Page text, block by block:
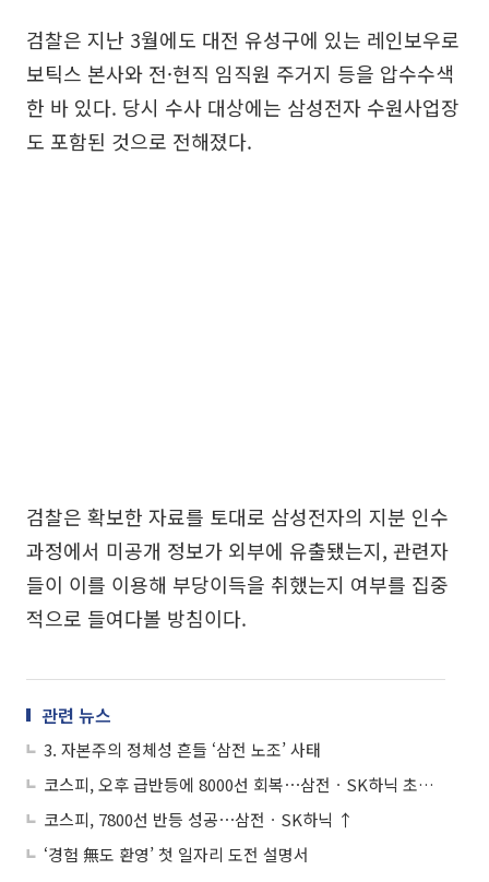
검찰은 지난 3월에도 대전 유성구에 있는 레인보우로
보틱스 본사와 전·현직 임직원 주거지 등을 압수수색
한 바 있다. 당시 수사 대상에는 삼성전자 수원사업장
도 포함된 것으로 전해졌다.
검찰은 확보한 자료를 토대로 삼성전자의 지분 인수
과정에서 미공개 정보가 외부에 유출됐는지, 관련자
들이 이를 이용해 부당이득을 취했는지 여부를 집중
적으로 들여다볼 방침이다.
관련 뉴스
3. 자본주의 정체성 흔들 ‘삼전 노조’ 사태
코스피, 오후 급반등에 8000선 회복⋯삼전ㆍSK하닉 초강세
코스피, 7800선 반등 성공⋯삼전ㆍSK하닉 ↑
‘경험 無도 환영’ 첫 일자리 도전 설명서